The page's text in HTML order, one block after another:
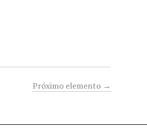
Próximo elemento →